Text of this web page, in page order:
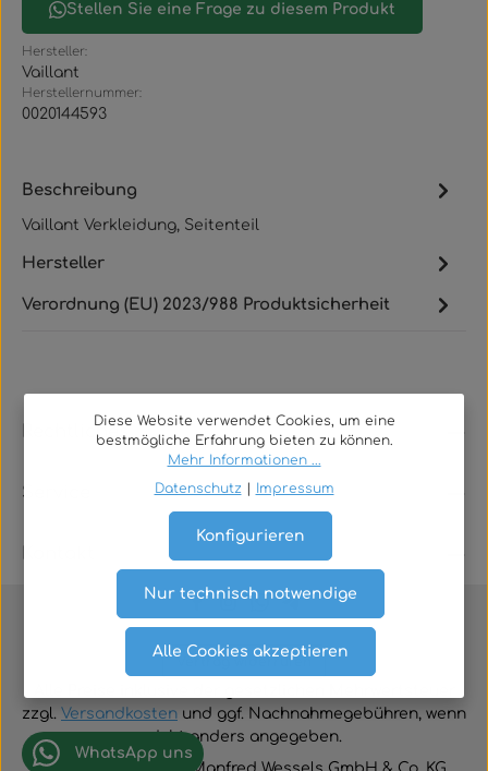
Stellen Sie eine Frage zu diesem Produkt
Hersteller:
Vaillant
Herstellernummer:
0020144593
Beschreibung
Vaillant Verkleidung, Seitenteil
Hersteller
Verordnung (EU) 2023/988 Produktsicherheit
Rechtliches
Service
Vertrag widerrufen
zzgl. Versandkosten und ggf. Nachnahmegebühren, wenn
nicht anders angegeben.
WhatsApp uns
Diese Website verwendet Cookies, um eine
bestmögliche Erfahrung bieten zu können.
Mehr Informationen ...
Datenschutz
Impressum
Nur technisch notwendige
Konfigurieren
Alle Cookies akzeptieren